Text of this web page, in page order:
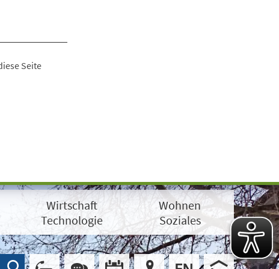
Seite
Wirtschaft
Technologie
Wohnen
Soziales